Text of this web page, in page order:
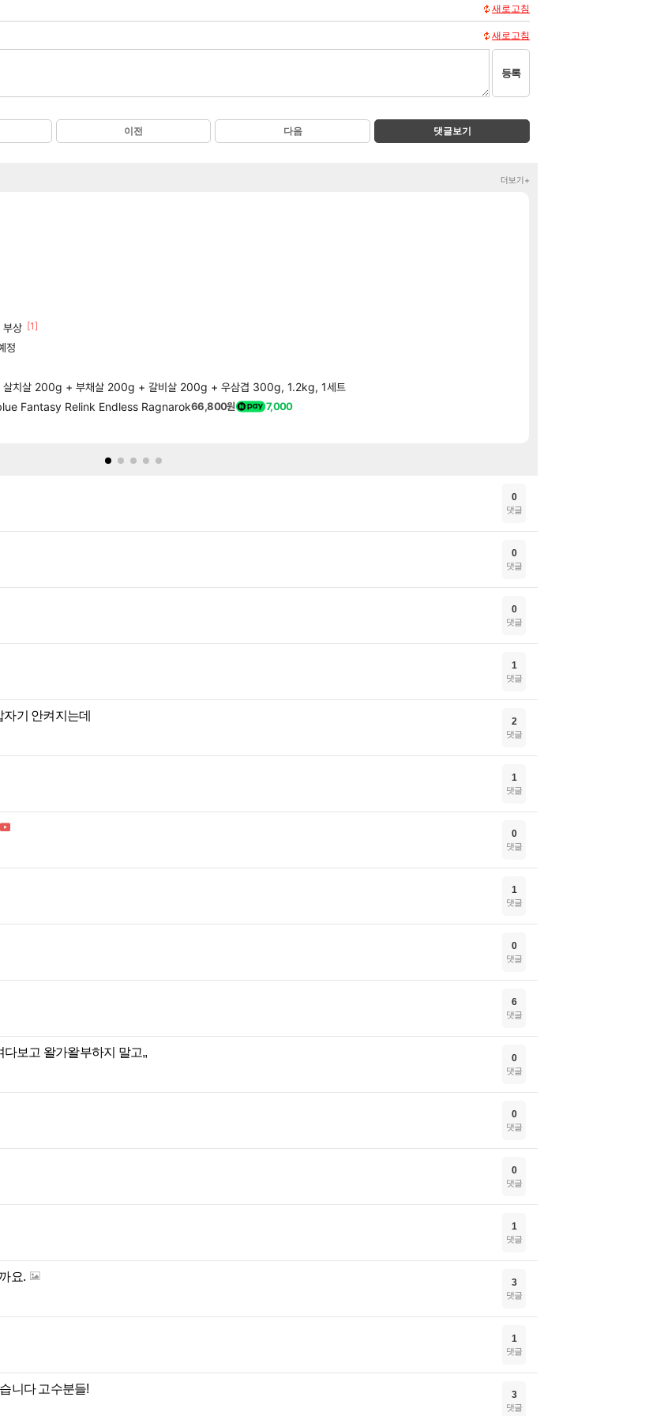
새로고침
새로고침
등록
이전 다음 댓글보기
더보기+
상 [1]
정
살치살 200g + 부채살 200g + 갈비살 200g + 우삼겹 300g, 1.2kg, 1세트
Fantasy Relink Endless Ragnarok66,800원 7,000
0
댓글
0
댓글
0
댓글
1
댓글
기 안켜지는데 2
댓글
1
댓글
0
댓글
1
댓글
0
댓글
6
댓글
보고 왈가왈부하지 말고,, 0
댓글
0
댓글
0
댓글
1
댓글
요. 3
댓글
1
댓글
니다 고수분들! 3
댓글